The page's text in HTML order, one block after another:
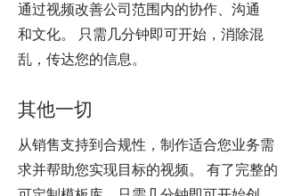
通过视频改善公司范围内的协作、沟通
和文化。 只需几分钟即可开始，消除混
乱，传达您的信息。
其他一切
从销售支持到合规性，制作适合您业务需
求并帮助您实现目标的视频。 有了完整的